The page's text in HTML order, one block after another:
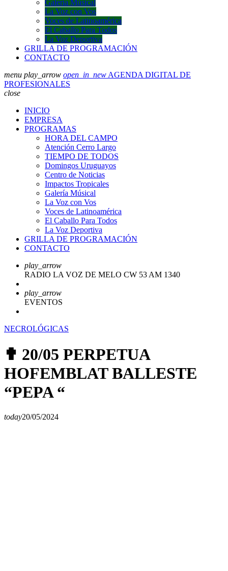
Galería Músical
La Voz con Vos
Voces de Latinoamérica
El Caballo Para Todos
La Voz Deportiva
GRILLA DE PROGRAMACIÓN
CONTACTO
menu play_arrow open_in_new AGENDA DIGITAL DE
PROFESIONALES
close
INICIO
EMPRESA
PROGRAMAS
HORA DEL CAMPO
Atención Cerro Largo
TIEMPO DE TODOS
Domingos Uruguayos
Centro de Noticias
Impactos Tropicales
Galería Músical
La Voz con Vos
Voces de Latinoamérica
El Caballo Para Todos
La Voz Deportiva
GRILLA DE PROGRAMACIÓN
CONTACTO
play_arrow
RADIO LA VOZ DE MELO CW 53 AM 1340
play_arrow
EVENTOS
NECROLÓGICAS
✟ 20/05 PERPETUA
HOFEMBLAT BALLESTE
“PEPA “
today20/05/2024